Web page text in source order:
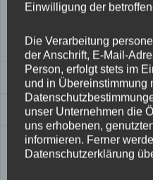
Fertigung
Hersteller
Lochkreis
Hinweis
Einwilligung der
Die Verarbeitung
der Anschrift, E-Mail-
Person, erfolgt stets im
und in Übereinstimmung
unser Unternehmen die
uns erhobenen,
informieren. Ferner
Datenschutzerklärung